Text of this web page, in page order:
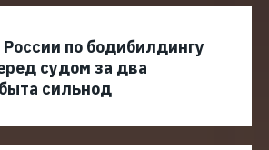
по бодибилдингу
судом за два
сильнод